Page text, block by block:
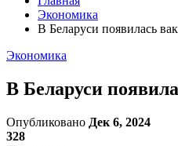
Экономика
В Беларуси появилась
Экономика
В Беларуси
Опубликовано Дек 6, 2024
328